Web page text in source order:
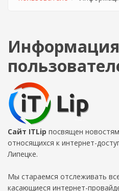
Сайт ITLip посвящен
относящихся к интернет-
Липецке.
Мы стараемся отслеживать
касающиеся интернет-